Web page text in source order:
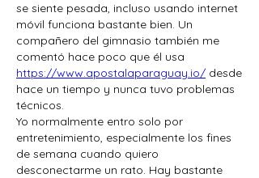
se siente pesada, incluso usando internet
móvil funciona bastante bien. Un
compañero del gimnasio también me
https://www.apostalaparaguay.io/ desde
hace un tiempo y nunca tuvo problemas
técnicos.
Yo normalmente entro solo por
entretenimiento, especialmente los fines
de semana cuando quiero
desconectarme un rato. Hay bastante